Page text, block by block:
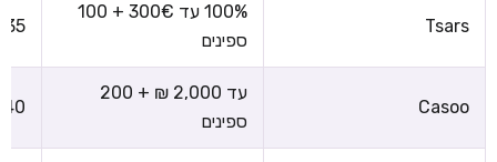
Tsars
100% עד 300€ + 100
ספינים
Casoo
עד 2,000 ₪ + 200
ספינים